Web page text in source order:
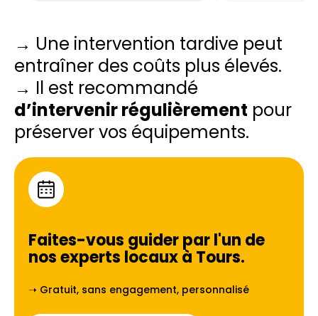
→ Une intervention tardive peut
entraîner des coûts plus élevés.
→ Il est recommandé
d’intervenir régulièrement pour
préserver vos équipements.
Faites-vous guider par l'un de
nos experts locaux à Tours.
➝ Gratuit, sans engagement, personnalisé